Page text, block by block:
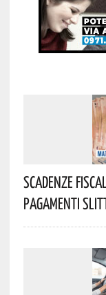
Scadenze
Pagamenti